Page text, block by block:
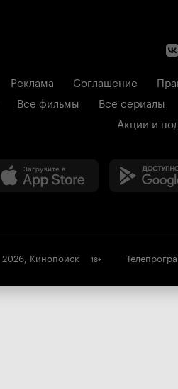
Реклама Соглашение
Все фильмы
Все сериалы
Акции и
2026, Кинопоиск 18+